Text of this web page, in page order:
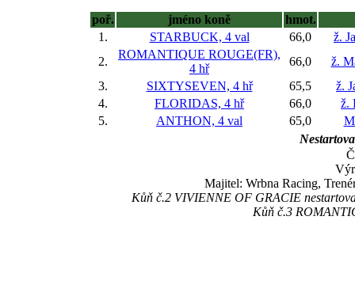
poř. jméno koně
hmot.
1.
STARBUCK, 4 val 66,0
ž.
2.
ROMANTIQUE ROUGE(FR),
4 hř
66,0
ž.
3.
SIXTYSEVEN, 4 hř 65,5
ž.
4.
FLORIDAS, 4 hř 66,0
ž.
5.
ANTHON, 4 val 65,0
Majitel: Wrbna Racing,
Kůň č.2 VIVIENNE OF GRACIE
Kůň č.3